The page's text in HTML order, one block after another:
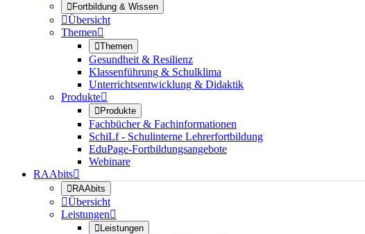
Fortbildung & Wissen
Übersicht
Themen
Themen
Gesundheit & Resilienz
Klassenführung & Schulklima
Unterrichtsentwicklung & Didaktik
Produkte
Produkte
Fachbücher & Fachinformationen
SchiLf - Schulinterne Lehrerfortbildung
EduPage-Fortbildungsangebote
Webinare
RAAbits
RAAbits
Übersicht
Leistungen
Leistungen